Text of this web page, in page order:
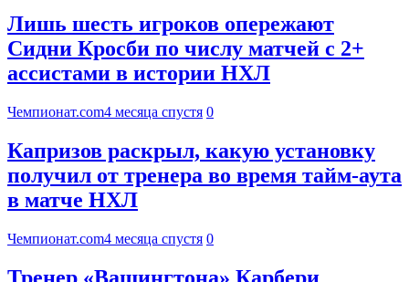
Лишь шесть игроков опережают
Сидни Кросби по числу матчей с 2+
ассистами в истории НХЛ
Чемпионат.com4 месяца спустя 0
Капризов раскрыл, какую установку
получил от тренера во время тайм-аута
в матче НХЛ
Чемпионат.com4 месяца спустя 0